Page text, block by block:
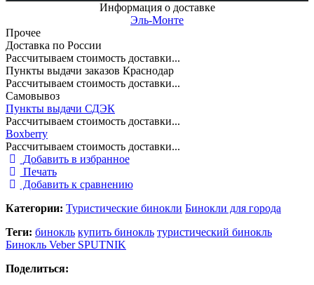
Информация о доставке
Эль-Монте
Прочее
Доставка по России
Рассчитываем стоимость доставки...
Пункты выдачи заказов Краснодар
Рассчитываем стоимость доставки...
Самовывоз
Пункты выдачи СДЭК
Рассчитываем стоимость доставки...
Boxberry
Рассчитываем стоимость доставки...
Добавить в избранное
Печать
Добавить к сравнению
Категории: Туристические бинокли Бинокли для города
Теги: бинокль купить бинокль туристический бинокль
Бинокль Veber SPUTNIK
Поделиться: